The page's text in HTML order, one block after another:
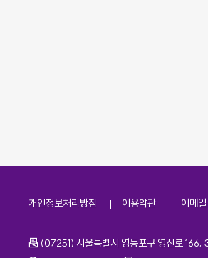
개인정보처리방침 이용약관 이메
주소
(07251) 서울특별시 영등포구 영신로 166,